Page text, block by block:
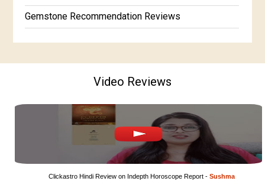
Gemstone Recommendation Reviews
In-Depth Horoscope Reviews
Marriage Horoscope Reviews
Super Horoscope Reviews
Education Horoscope Reviews
Wealth Horoscope Reviews
Yearly Predictions Reviews
Video Reviews
Clickastro Hindi Review on Indepth Horoscope Report - Sushma